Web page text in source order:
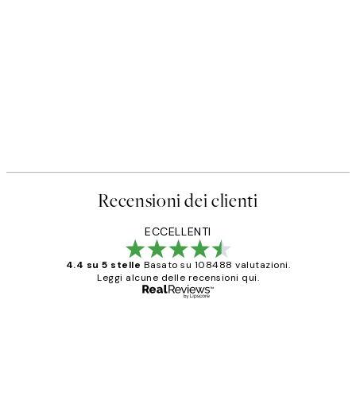
Recensioni dei clienti
ECCELLENTI
4.4 su 5 stelle Basato su 108488 valutazioni.
Leggi alcune delle recensioni qui.